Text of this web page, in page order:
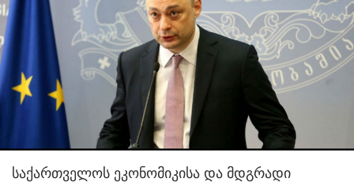
საქართველოს ეკონომიკისა და მდგრადი